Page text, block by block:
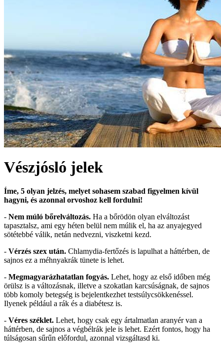
Vészjósló jelek
Íme, 5 olyan jelzés, melyet sohasem szabad figyelmen kívül
hagyni, és azonnal orvoshoz kell fordulni!
- Nem múló bőrelváltozás. Ha a bőrödön olyan elváltozást
tapasztalsz, ami egy héten belül nem múlik el, ha az anyajegyed
sötétebbé válik, netán nedvezni, viszketni kezd.
- Vérzés szex után. Chlamydia-fertőzés is lapulhat a háttérben, de
sajnos ez a méhnyakrák tünete is lehet.
- Megmagyarázhatatlan fogyás. Lehet, hogy az első időben még
örülsz is a változásnak, illetve a szokatlan karcsúságnak, de sajnos
több komoly betegség is bejelentkezhet testsúlycsökkenéssel.
Ilyenek például a rák és a diabétesz is.
- Véres széklet. Lehet, hogy csak egy ártalmatlan aranyér van a
háttérben, de sajnos a végbélrák jele is lehet. Ezért fontos, hogy ha
túlságosan sűrűn előfordul, azonnal vizsgáltasd ki.